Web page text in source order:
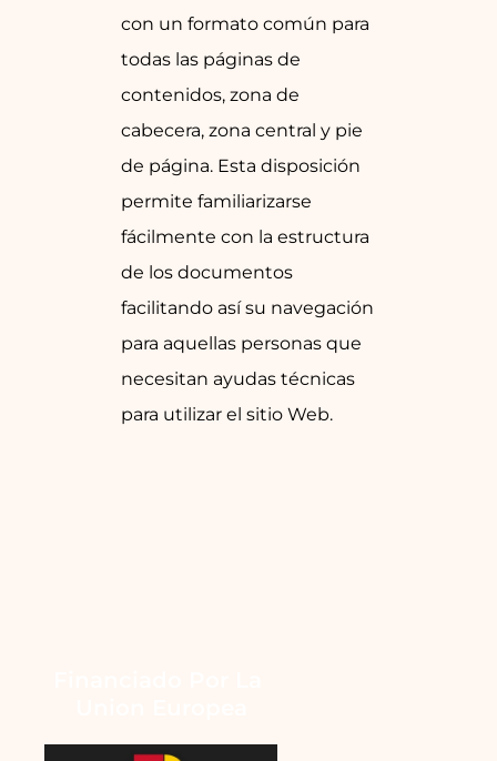
con un formato común para
todas las páginas de
contenidos, zona de
cabecera, zona central y pie
de página. Esta disposición
permite familiarizarse
fácilmente con la estructura
de los documentos
facilitando así su navegación
para aquellas personas que
necesitan ayudas técnicas
para utilizar el sitio Web.